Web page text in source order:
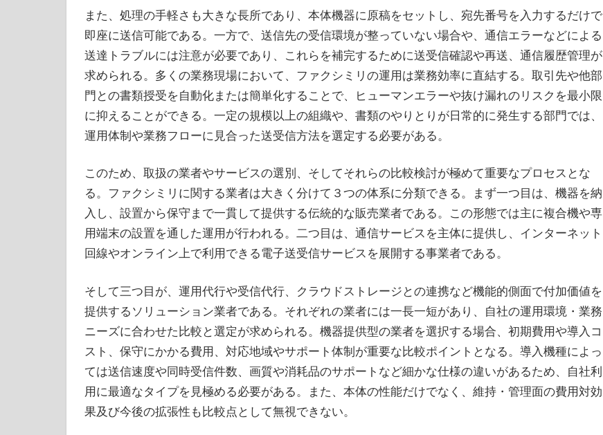
また、処理の手軽さも大きな長所であり、本体機器に原稿をセットし、宛先番号を入力するだけで
即座に送信可能である。一方で、送信先の受信環境が整っていない場合や、通信エラーなどによる
送達トラブルには注意が必要であり、これらを補完するために送受信確認や再送、通信履歴管理が
求められる。多くの業務現場において、ファクシミリの運用は業務効率に直結する。取引先や他部
門との書類授受を自動化または簡単化することで、ヒューマンエラーや抜け漏れのリスクを最小限
に抑えることができる。一定の規模以上の組織や、書類のやりとりが日常的に発生する部門では、
運用体制や業務フローに見合った送受信方法を選定する必要がある。
このため、取扱の業者やサービスの選別、そしてそれらの比較検討が極めて重要なプロセスとな
る。ファクシミリに関する業者は大きく分けて３つの体系に分類できる。まず一つ目は、機器を納
入し、設置から保守まで一貫して提供する伝統的な販売業者である。この形態では主に複合機や専
用端末の設置を通した運用が行われる。二つ目は、通信サービスを主体に提供し、インターネット
回線やオンライン上で利用できる電子送受信サービスを展開する事業者である。
そして三つ目が、運用代行や受信代行、クラウドストレージとの連携など機能的側面で付加価値を
提供するソリューション業者である。それぞれの業者には一長一短があり、自社の運用環境・業務
ニーズに合わせた比較と選定が求められる。機器提供型の業者を選択する場合、初期費用や導入コ
スト、保守にかかる費用、対応地域やサポート体制が重要な比較ポイントとなる。導入機種によっ
ては送信速度や同時受信件数、画質や消耗品のサポートなど細かな仕様の違いがあるため、自社利
用に最適なタイプを見極める必要がある。また、本体の性能だけでなく、維持・管理面の費用対効
果及び今後の拡張性も比較点として無視できない。